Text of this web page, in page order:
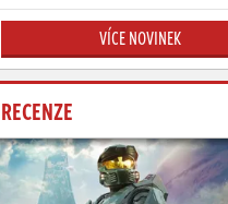
VÍCE NOVINEK
RECENZE